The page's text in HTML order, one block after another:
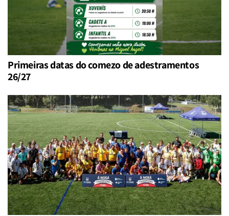
Primeiras datas do comezo de adestramentos
26/27